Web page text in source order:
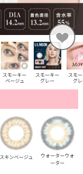
スモーキー
ベージュ
スモーキー
グレー
スモ
グ
スキンベージュ
ウォーターウォ
ーター